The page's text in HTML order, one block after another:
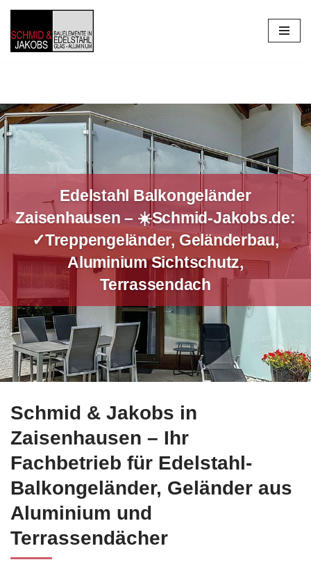
Zum
Inhalt
Edelstahl Balkongeländer
Zaisenhausen – ☀️Schmid-Jakobs.de:
✓Treppengeländer, Geländerbau,
Aluminium Sichtschutz,
Terrassendach
Informieren Sie sich Edelstahl Balkongeländer in
Schmid & Jakobs in
Zaisenhausen – Ihr
Fachbetrieb für Edelstahl-
Balkongeländer, Geländer aus
Aluminium und
Terrassendächer